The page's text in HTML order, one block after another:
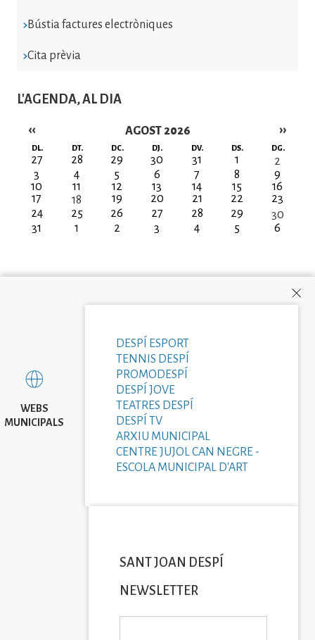
Bústia factures electròniques
Cita prèvia
L'AGENDA, AL DIA
AGOST 2026
Paginació
‹‹ ››
DL. DT. DC. DJ. DV. DS. DG.
27 28 29 30 31 1
2
3
4 5 6 7 8
9
10
11 12 13 14 15
16
17
18 19 20 21 22
23
24
25 26 27 28 29
30
31
1 2 3 4 5 6
WEBS
MUNICIPALS
DESPÍ ESPORT
TENNIS DESPÍ
PROMODESPÍ
DESPÍ JOVE
TEATRES DESPÍ
DESPÍ TV
ARXIU MUNICIPAL
CENTRE JUJOL CAN NEGRE -
ESCOLA MUNICIPAL D'ART
SANT JOAN DESPÍ
NEWSLETTER